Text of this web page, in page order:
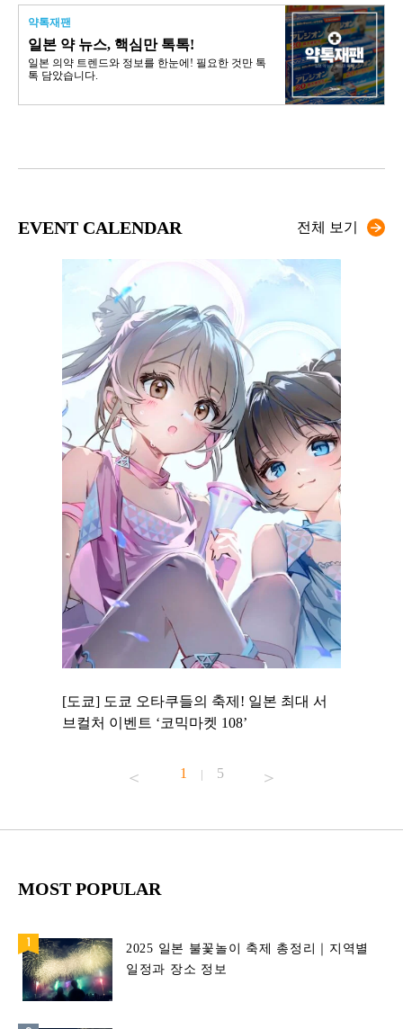
약톡재팬
일본 약 뉴스, 핵심만 톡톡!
일본 의약 트렌드와 정보를 한눈에! 필요한 것만 톡
톡 담았습니다.
EVENT CALENDAR 전체 보기
[도쿄] 도쿄 오타쿠들의 축제! 일본 최대 서
브컬처 이벤트 ‘코믹마켓 108’
1 | 5
MOST POPULAR
2025 일본 불꽃놀이 축제 총정리｜지역별
일정과 장소 정보